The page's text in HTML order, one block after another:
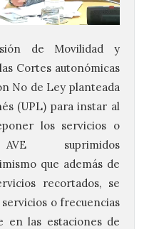
de Movilidad y
Cortes autonómicas
No de Ley planteada
(UPL) para instar al
los servicios o
suprimidos
que además de
recortados, se
o frecuencias
en las estaciones de